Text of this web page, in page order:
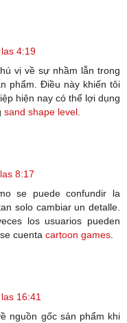
4:19
vị về sự nhầm lẫn trong
phẩm. Điều này khiến tôi
hiện nay có thể lợi dụng
sand shape level
8:17
se puede confundir la
solo cambiar un detalle.
los usuarios pueden
cuenta cartoon games
16:41
nguồn gốc sản phẩm khi